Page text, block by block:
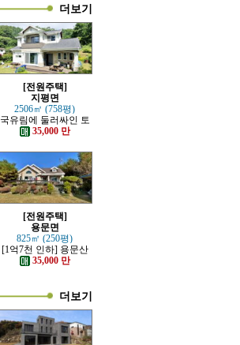
더보기
[전원주택]
지평면
2506㎡ (758평)
국유림에 둘러싸인 토
지 넓은 전원주택
35,000 만
[전원주택]
용문면
825㎡ (250평)
[1억7천 인하] 용문산
관광단지 초입마을 남
35,000 만
더보기